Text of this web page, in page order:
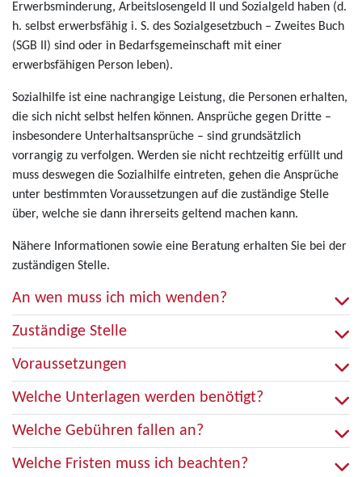
Erwerbsminderung, Arbeitslosengeld II und Sozialgeld haben (d.
h. selbst erwerbsfähig i. S. des Sozialgesetzbuch – Zweites Buch
(SGB II) sind oder in Bedarfsgemeinschaft mit einer
erwerbsfähigen Person leben).
Sozialhilfe ist eine nachrangige Leistung, die Personen erhalten,
die sich nicht selbst helfen können. Ansprüche gegen Dritte –
insbesondere Unterhaltsansprüche – sind grundsätzlich
vorrangig zu verfolgen. Werden sie nicht rechtzeitig erfüllt und
muss deswegen die Sozialhilfe eintreten, gehen die Ansprüche
unter bestimmten Voraussetzungen auf die zuständige Stelle
über, welche sie dann ihrerseits geltend machen kann.
Nähere Informationen sowie eine Beratung erhalten Sie bei der
zuständigen Stelle.
An wen muss ich mich wenden?
Zuständige Stelle
Voraussetzungen
Welche Unterlagen werden benötigt?
Welche Gebühren fallen an?
Welche Fristen muss ich beachten?